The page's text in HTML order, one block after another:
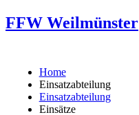
FFW Weilmünster
Home
Einsatzabteilung
Einsatzabteilung
Einsätze